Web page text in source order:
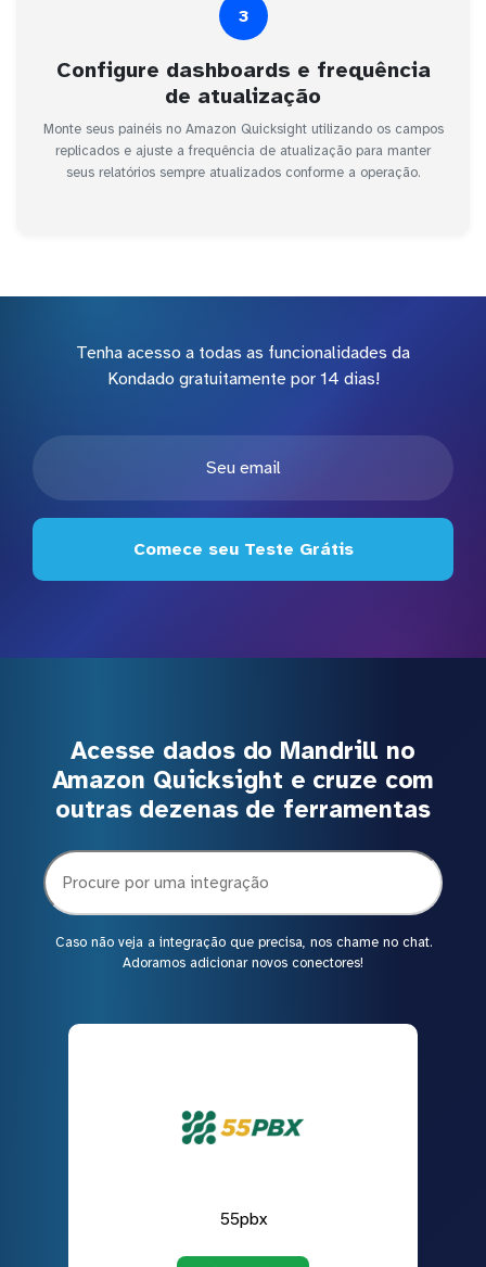
3
Configure dashboards e frequência
de atualização
Monte seus painéis no Amazon Quicksight utilizando os campos
replicados e ajuste a frequência de atualização para manter
seus relatórios sempre atualizados conforme a operação.
Tenha acesso a todas as funcionalidades da
Kondado gratuitamente por 14 dias!
Comece seu Teste Grátis
Acesse dados do Mandrill no
Amazon Quicksight e cruze com
outras dezenas de ferramentas
Caso não veja a integração que precisa, nos chame no chat.
Adoramos adicionar novos conectores!
55pbx